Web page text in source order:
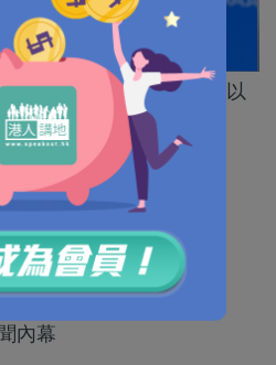
美式民主是多麼的虛偽以
內幕